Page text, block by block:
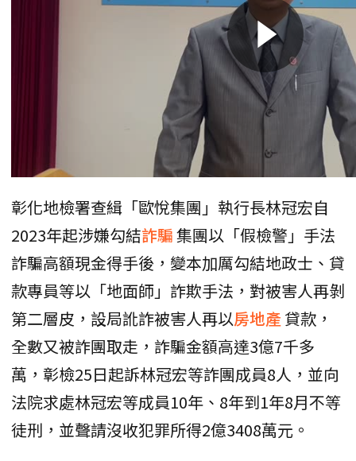
彰化地檢署查緝「歐悅集團」執行長林冠宏自
2023年起涉嫌勾結詐騙集團以「假檢警」手法
詐騙高額現金得手後，變本加厲勾結地政士、貸
款專員等以「地面師」詐欺手法，對被害人再剝
第二層皮，設局訛詐被害人再以房地產 貸款，
全數又被詐團取走，詐騙金額高達3億7千多
萬，彰檢25日起訴林冠宏等詐團成員8人，並向
法院求處林冠宏等成員10年、8年到1年8月不等
徒刑，並聲請沒收犯罪所得2億3408萬元。